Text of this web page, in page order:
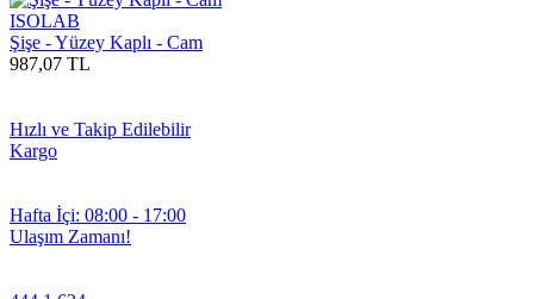
ISOLAB
Şişe - Yüzey Kaplı - Cam
987,07 TL
Hızlı ve Takip Edilebilir
Kargo
Hafta İçi: 08:00 - 17:00
Ulaşım Zamanı!